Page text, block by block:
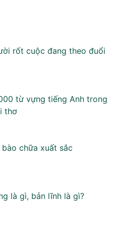
rốt cuộc đang theo đuổi
từ vựng tiếng Anh trong
thơ
chữa xuất sắc
là gì, bản lĩnh là gì?